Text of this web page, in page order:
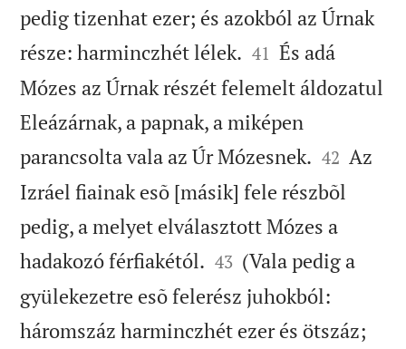
pedig tizenhat ezer; és azokból az Úrnak
része: harminczhét lélek. 

41 És adá
Mózes az Úrnak részét felemelt áldozatul
Eleázárnak, a papnak, a miképen
parancsolta vala az Úr Mózesnek. 

42 Az
Izráel fiainak esõ [másik] fele részbõl
pedig, a melyet elválasztott Mózes a
hadakozó férfiakétól. 

43 (Vala pedig a
gyülekezetre esõ felerész juhokból:
háromszáz harminczhét ezer és ötszáz;